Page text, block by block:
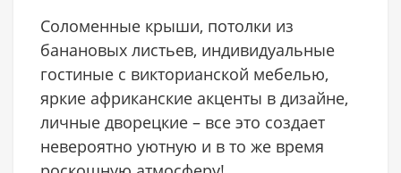
Соломенные крыши, потолки из
банановых листьев, индивидуальные
гостиные с викторианской мебелью,
яркие африканские акценты в дизайне,
личные дворецкие – все это создает
невероятно уютную и в то же время